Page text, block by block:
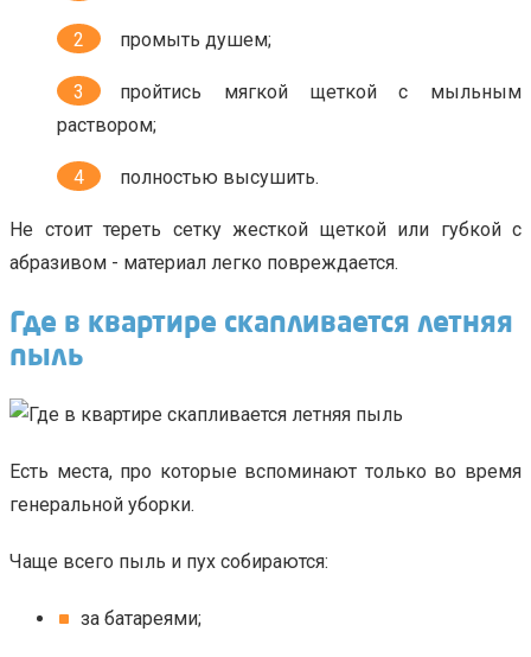
промыть душем;
пройтись мягкой щеткой с мыльным
раствором;
полностью высушить.
Не стоит тереть сетку жесткой щеткой или губкой с
абразивом - материал легко повреждается.
Где в квартире скапливается летняя
пыль
Есть места, про которые вспоминают только во время
генеральной уборки.
Чаще всего пыль и пух собираются:
за батареями;